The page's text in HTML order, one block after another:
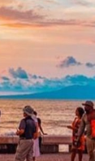
Quiénes Aplica
Tlaquepaque
A Puerto
Por Su 26
En Ciudad
Vallarta Para